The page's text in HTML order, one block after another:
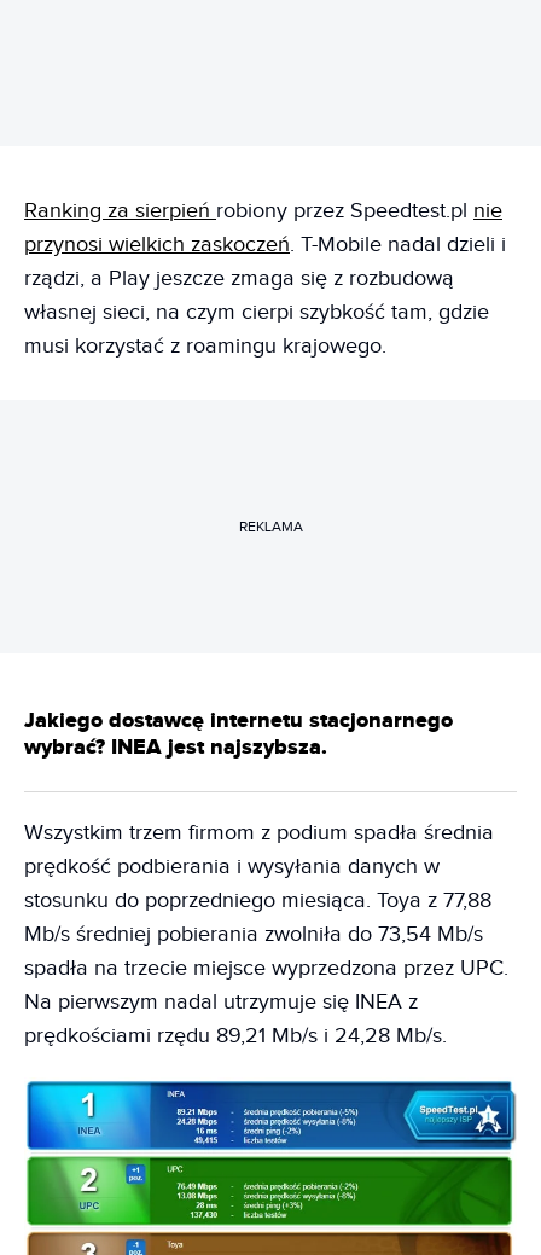
Ranking za sierpień robiony przez Speedtest.pl nie
przynosi wielkich zaskoczeń. T-Mobile nadal dzieli i
rządzi, a Play jeszcze zmaga się z rozbudową
własnej sieci, na czym cierpi szybkość tam, gdzie
musi korzystać z roamingu krajowego.
REKLAMA
Jakiego dostawcę internetu stacjonarnego
wybrać? INEA jest najszybsza.
Wszystkim trzem firmom z podium spadła średnia
prędkość podbierania i wysyłania danych w
stosunku do poprzedniego miesiąca. Toya z 77,88
Mb/s średniej pobierania zwolniła do 73,54 Mb/s
spadła na trzecie miejsce wyprzedzona przez UPC.
Na pierwszym nadal utrzymuje się INEA z
prędkościami rzędu 89,21 Mb/s i 24,28 Mb/s.